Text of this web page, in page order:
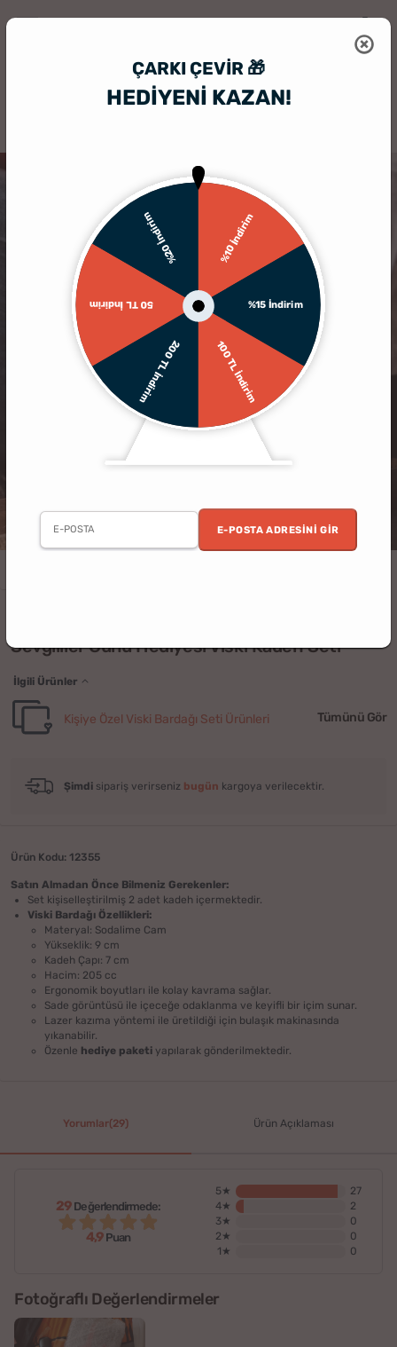
ÇARKI ÇEVIR 🎁
HEDİYENİ KAZAN!
%10 İndirim
%15 İndirim
100 TL İndirim
200 TL İndirim
50 TL İndirim
%20 İndirim
E-POSTA ADRESINI GIR
Sevgililer Günü Hediyesi Viski Kadeh Seti
İlgili Ürünler
Kişiye Özel Viski Bardağı Seti Ürünleri Tümünü Gör
Şimdi sipariş verirseniz bugün kargoya verilecektir.
Ürün Kodu: 12355
Satın Almadan Önce Bilmeniz Gerekenler:
Set kişiselleştirilmiş 2 adet kadeh içermektedir.
Viski Bardağı Özellikleri:
Materyal: Sodalime Cam
Yükseklik: 9 cm
Kadeh Çapı: 7 cm
Hacim: 205 cc
Ergonomik boyutları ile kolay kavrama sağlar.
Sade görüntüsü ile içeceğe odaklanma ve keyifli bir içim sunar.
Lazer kazıma yöntemi ile üretildiği için bulaşık makinasında
yıkanabilir.
Özenle hediye paketi yapılarak gönderilmektedir.
Yorumlar(29) Ürün Açıklaması
29 Değerlendirmede:
4,9 Puan
5★
27
4★
2
3★
0
2★
0
1★
0
Fotoğraflı Değerlendirmeler